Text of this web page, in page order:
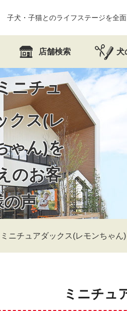
子犬・子猫とのライフステージを全
店舗検索 犬
ニチュ
クス(レ
ゃん)を
のお客
の声
ミニチュアダックス(レモンちゃ
ミニチュ